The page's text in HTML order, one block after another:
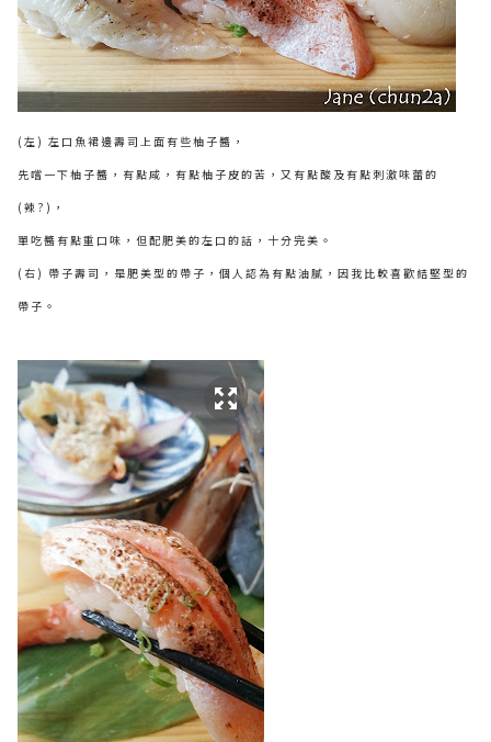
(左) 左口魚裙邊壽司上面有些柚子醬，
先嚐一下柚子醬，有點咸，有點柚子皮的苦，又有點酸及有點刺激味蕾的
(辣?)，
單吃醬有點重口味，但配肥美的左口的話，十分完美。
(右) 帶子壽司，是肥美型的帶子，個人認為有點油膩，因我比較喜歡結堅型的
帶子。